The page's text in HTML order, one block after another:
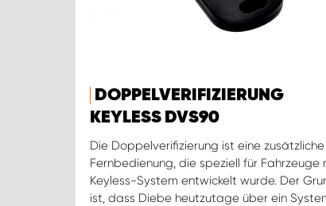
DOPPELVERIFIZIERUNG
KEYLESS DVS90
Die Doppelverifizierung ist eine zusätzliche
Fernbedienung, die speziell für Fahrzeuge
Keyless-System entwickelt wurde. Der
ist, dass Diebe heutzutage über ein